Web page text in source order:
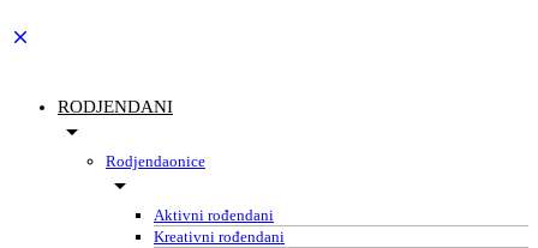
RODJENDANI
Rodjendaonice
Aktivni rođendani
Kreativni rođendani